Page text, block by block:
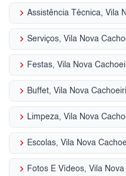
keyboard_arrow_right Assistência Técnica, Vila
keyboard_arrow_right Serviços, Vila Nova
keyboard_arrow_right Festas, Vila Nova
keyboard_arrow_right Buffet, Vila Nova
keyboard_arrow_right Limpeza, Vila Nova
keyboard_arrow_right Escolas, Vila Nova
keyboard_arrow_right Fotos E Vídeos, Vila